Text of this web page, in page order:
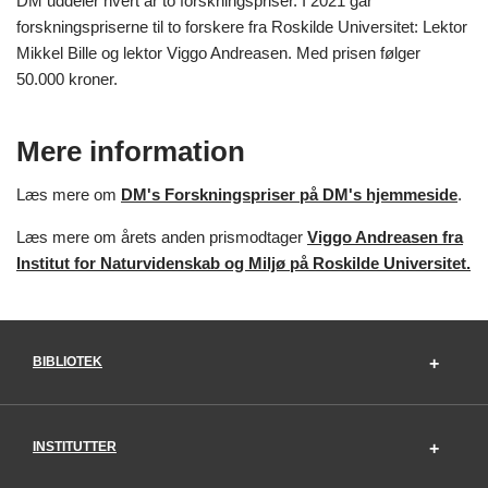
forskningspriserne til to forskere fra Roskilde Universitet: Lektor
Mikkel Bille og lektor Viggo Andreasen. Med prisen følger
50.000 kroner.
Mere information
Læs mere om DM's Forskningspriser på DM's hjemmeside.
Læs mere om årets anden prismodtager Viggo Andreasen fra
Institut for Naturvidenskab og Miljø på Roskilde Universitet.
BIBLIOTEK
INSTITUTTER